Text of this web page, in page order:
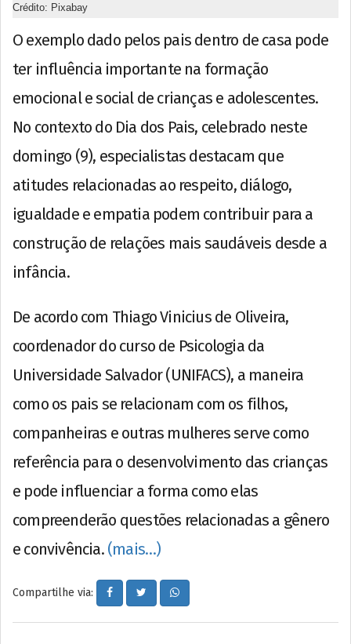
Crédito: Pixabay
O exemplo dado pelos pais dentro de casa pode
ter influência importante na formação
emocional e social de crianças e adolescentes.
No contexto do Dia dos Pais, celebrado neste
domingo (9), especialistas destacam que
atitudes relacionadas ao respeito, diálogo,
igualdade e empatia podem contribuir para a
construção de relações mais saudáveis desde a
infância.
De acordo com Thiago Vinicius de Oliveira,
coordenador do curso de Psicologia da
Universidade Salvador (UNIFACS), a maneira
como os pais se relacionam com os filhos,
companheiras e outras mulheres serve como
referência para o desenvolvimento das crianças
e pode influenciar a forma como elas
compreenderão questões relacionadas a gênero
e convivência. (mais…)
Compartilhe via: